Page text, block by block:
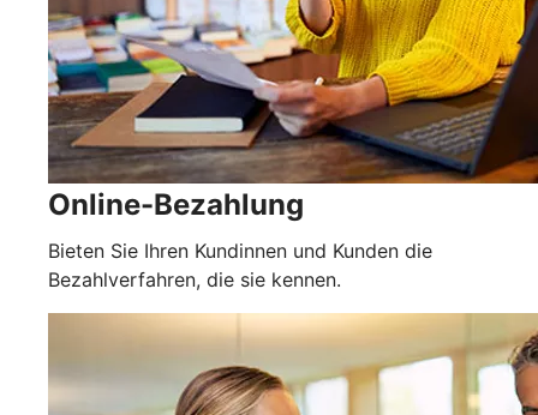
Online-Bezahlung
Bieten Sie Ihren Kundinnen und Kunden die
Bezahlverfahren, die sie kennen.